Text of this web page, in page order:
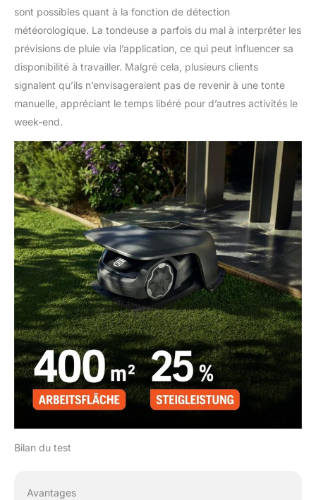
sont possibles quant à la fonction de détection
météorologique. La tondeuse a parfois du mal à interpréter les
prévisions de pluie via l’application, ce qui peut influencer sa
disponibilité à travailler. Malgré cela, plusieurs clients
signalent qu’ils n’envisageraient pas de revenir à une tonte
manuelle, appréciant le temps libéré pour d’autres activités le
week-end.
Bilan du test
Avantages